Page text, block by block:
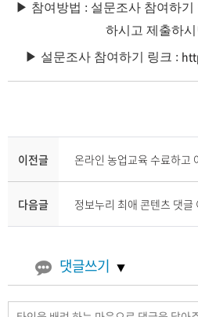
▶ 참여방법 : 설문조사 참여하기
하시고 제출하
▶ 설문조사 참여하기 링크 :
이전글 온라인 농업교육 수료하고
다음글 정보누리 최애 콘텐츠 댓글
댓글쓰기